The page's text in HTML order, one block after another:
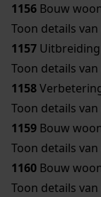
1156 Bouw
Toon details
1157
Toon details
1158
Toon details
1159 Bouw
Toon details
1160 Bouw
Toon details